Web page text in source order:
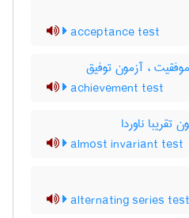
acceptance test
، آزمون توفیق
achievement test
تقریبا ناوردا
almost invariant test
alternating series test